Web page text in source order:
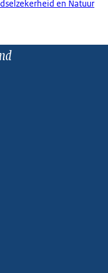
en Natuur